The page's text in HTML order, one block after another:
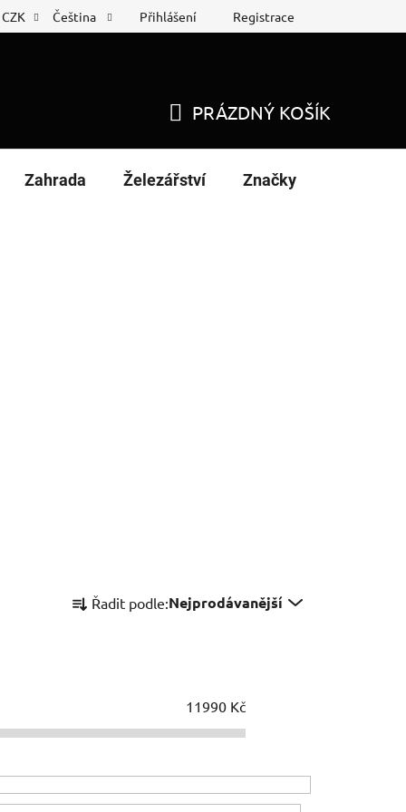
list Nákup na splátky
CZK Čeština Přihlášení Registrace
KOŠÍK
PRÁZDNÝ KOŠÍK
Zahrada Železářství Značky
a
p
o
d
Řadit podle:Nejprodávanější
11990 Kč